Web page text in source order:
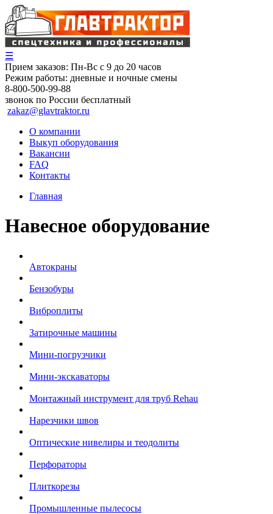
☰
Прием заказов: Пн-Вс с 9 до 20 часов
Режим работы: дневные и ночные смены
8-800-500-99-88
звонок по России бесплатный
zakaz@glavtraktor.ru
О компании
Выкуп оборудования
Вакансии
FAQ
Контакты
Главная
Навесное оборудование
Автокраны
Бензобуры
Виброплиты
Затирочные машины
Мини-погрузчики
Мини-экскаваторы
Монтажный инструмент для труб Rehau
Нарезчики швов
Оптические нивелиры и теодолиты
Перфораторы
Плиткорезы
Промышленные пылесосы